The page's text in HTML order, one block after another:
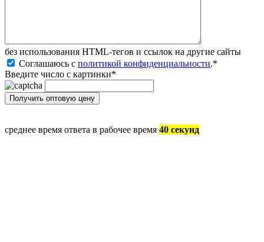
без иcпользования HTML-тегов и ссылок на другие сайты
Соглашаюсь с политикой конфиденциальности.*
Введите число с картинки*
среднее время ответа в рабочее время 40 секунд